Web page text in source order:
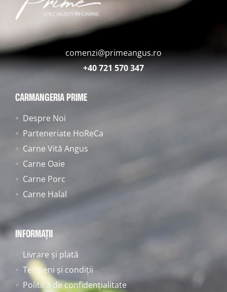
comenzi@primeangus.ro
+40 721 570 347
CARMANGERIA PRIME
Despre Noi
Parteneriate HoReCa
Carne Vită Angus
Carne Oaie
Carne Porc
Carne Halal
INFORMAȚII
Livrare și plată
Termeni și condiții
Politica de confidențialitate